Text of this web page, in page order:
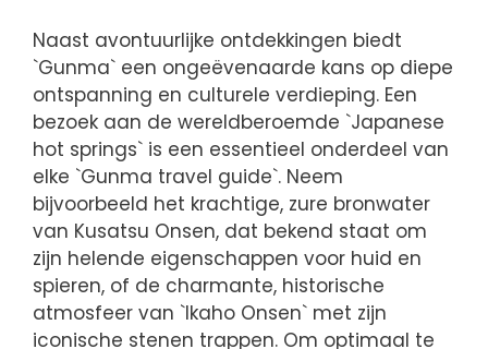
Naast avontuurlijke ontdekkingen biedt
`Gunma` een ongeëvenaarde kans op diepe
ontspanning en culturele verdieping. Een
bezoek aan de wereldberoemde `Japanese
hot springs` is een essentieel onderdeel van
elke `Gunma travel guide`. Neem
bijvoorbeeld het krachtige, zure bronwater
van Kusatsu Onsen, dat bekend staat om
zijn helende eigenschappen voor huid en
spieren, of de charmante, historische
atmosfeer van `Ikaho Onsen` met zijn
iconische stenen trappen. Om optimaal te